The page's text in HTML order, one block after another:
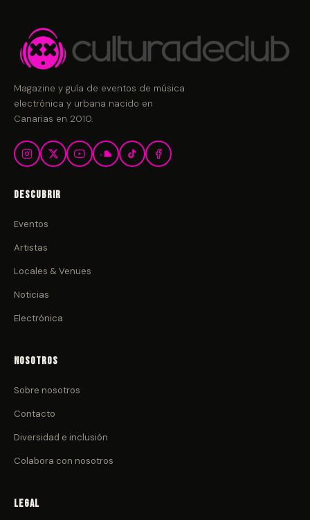
Magazine y guía de eventos de música
electrónica y urbana nacido en
Canarias en 2010.
Descubrir
Eventos
Artistas
Locales & Venues
Noticias
Electrónica
Nosotros
Sobre nosotros
Contacto
Diversidad e inclusión
Colabora con nosotros
Legal